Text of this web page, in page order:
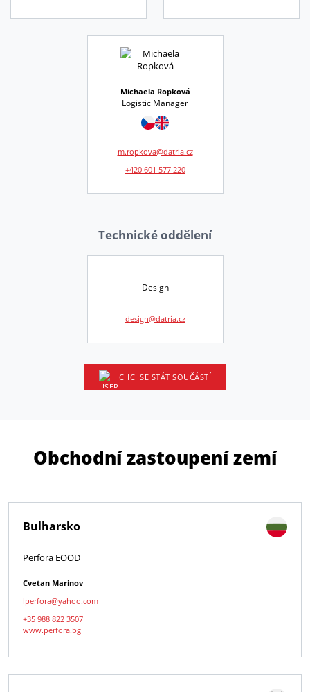
Michaela Ropková
Logistic Manager
m.ropkova@datria.cz
+420 601 577 220
Technické oddělení
Design
design@datria.cz
CHCI SE STÁT SOUČÁSTÍ
Obchodní zastoupení zemí
Bulharsko
Perfora EOOD
Cvetan Marinov
lperfora@yahoo.com
+35 988 822 3507
www.perfora.bg